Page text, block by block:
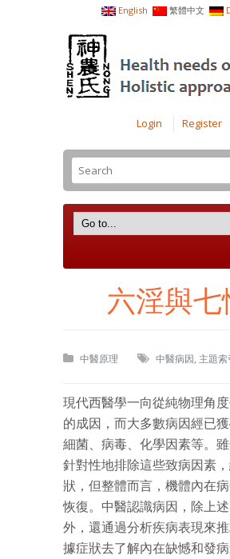
English 繁體中文
Login Register
六淫與七
中醫原理 中醫病因, 主題索
現代西醫學一向從純物理角
的成因，而大多數病因經已
細菌、病毒、化學因素等。
針對性地排除這些致病因素
狀，但整體而言，機體內在
恢復。中醫認識病因，除上
外，還通過分析疾病表現來
據症狀去了解內在缺憾和發